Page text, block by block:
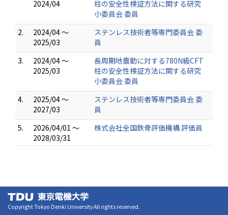
2024/04
柱の安全性検証方法に関する研究
小委員会 委員
2.
2024/04 ～
2025/03
ステンレス技術者等専門委員会 委
員
3.
2024/04 ～
2025/03
長周期地震動に対する780N級CFT
柱の安全性検証方法に関する研究
小委員会 委員
4.
2025/04 ～
2027/03
ステンレス技術者等専門委員会 委
員
5.
2026/04/01 ～
2028/03/31
株式会社全国鉄骨評価機構 評価員
Copyright Tokyo Denki University All rights reserved.